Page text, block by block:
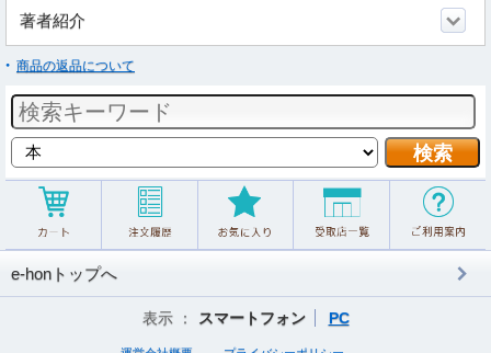
著者紹介
商品の返品について
e-honトップへ
表示 ： スマートフォン PC